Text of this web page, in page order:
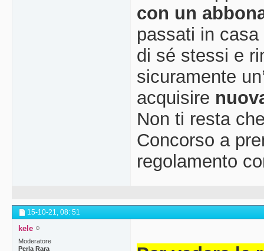
con un
passati in
di sé stessi e
sicuramente
acquisire
Non ti resta
Concorso a
regolamento
15-10-21, 08: 51
kele
Moderatore
Perla Rara